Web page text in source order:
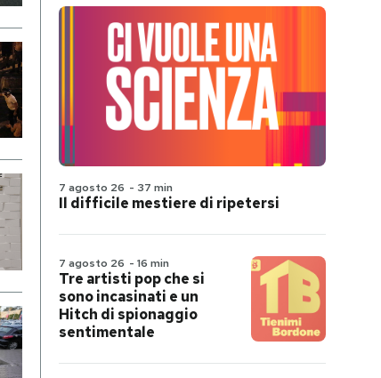
7 agosto 26 - 37 min
Il difficile mestiere di ripetersi
7 agosto 26 - 16 min
Tre artisti pop che si
sono incasinati e un
Hitch di spionaggio
sentimentale